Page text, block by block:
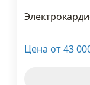
Цена от43